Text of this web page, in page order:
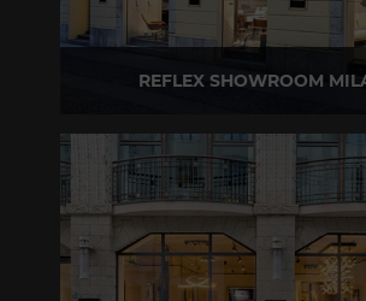
REFLEX SHOWROOM
T +39 02 80582955